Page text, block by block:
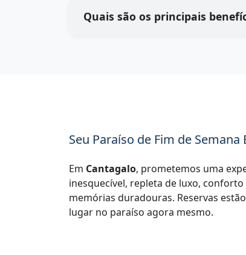
Seu Paraíso de Fim de Semana
Em Cantagalo, prometemos uma
inesquecível, repleta de luxo,
memórias duradouras. Reservas
lugar no paraíso agora mesmo.